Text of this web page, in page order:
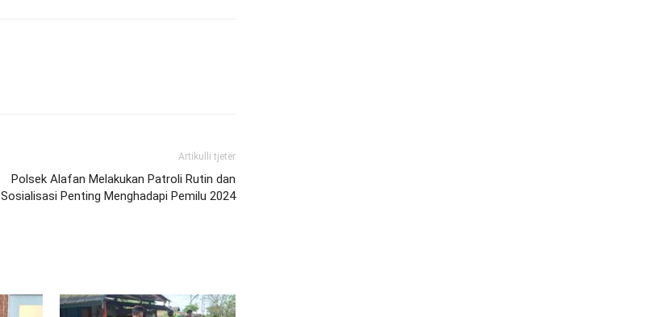
Artikulli tjetër
Polsek Alafan Melakukan Patroli Rutin dan
Sosialisasi Penting Menghadapi Pemilu 2024